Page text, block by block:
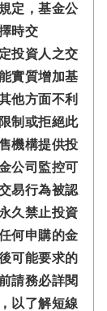
定，基金公
時交
投資人之交
實質增加基
他方面不利
制或拒絕此
機構提供投
公司監控可
易行為被認
久禁止投資
何申購的金
可能要求的
請務必詳閱
以了解短線